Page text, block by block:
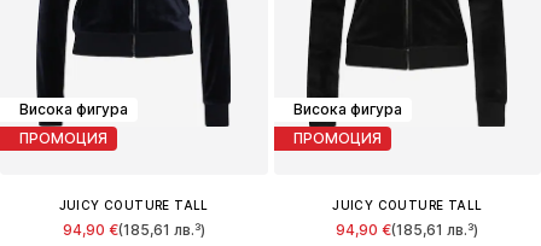
Висока фигура
ПРОМОЦИЯ
JUICY COUTURE TALL
94,90 €(185,61 лв.³)
Висока фигура
ПРОМОЦИЯ
JUICY COUTURE TALL
94,90 €(185,61 лв.³)